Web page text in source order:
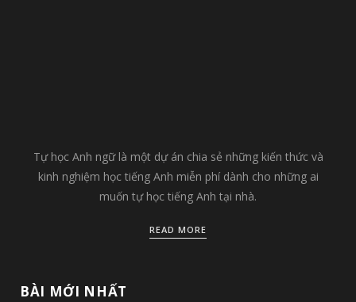
Tự học Anh ngữ là một dự án chia sẻ những kiến thức và
kinh nghiệm học tiếng Anh miễn phí dành cho những ai
muốn tự học tiếng Anh tại nhà.
READ MORE
BÀI MỚI NHẤT